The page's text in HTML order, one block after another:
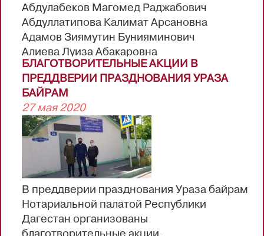
Абдулабеков Магомед Раджабович
Абдуллатипова Калимат Арсановна
Адамов Зиямутин Бунияминович
Алиева Луиза Абакаровна
Алиева Мадина Астимировна
Амрахов Амир Шамильевич
Атаева Зарема Нуруллаевна
Батыраева Хадижат Мамаевна
Гамзатова Фарида Газидибировна
Гойтиева Раиса Эльбрусовна
Даитбегов Саадула Магомедович
Дибиалиева Джамиля Шариповна
Зухумова Асият Зухумовна
Козенко Александр Николаевич
Магомедова Абидат Башировна
Магомедов Зайнутдин Магомедович
БЛАГОТВОРИТЕЛЬНЫЕ АКЦИИ В
ПРЕДДВЕРИИ ПРАЗДНОВАНИЯ УРАЗА
БАЙРАМ
27 мая 2020
В преддверии празднования Ураза байрам
Нотариальной палатой Республики
Дагестан организованы